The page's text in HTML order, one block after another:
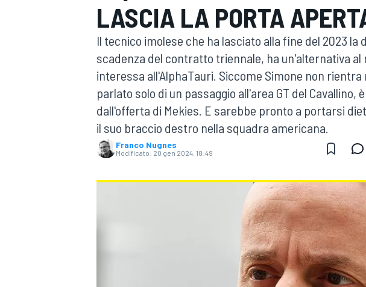
MOTOGP WEC
WRC
LASCIA LA PORTA
Il tecnico imolese che ha lasciato alla fine del 2023 la
scadenza del contratto triennale, ha un'alternativa
interessa all'AlphaTauri. Siccome Simone non rientra
parlato solo di un passaggio all'area GT del
dall'offerta di Mekies. E sarebbe pronto a portarsi
il suo braccio destro nella squadra americana.
Franco Nugnes
Modificato: 20 gen 2024, 18:49